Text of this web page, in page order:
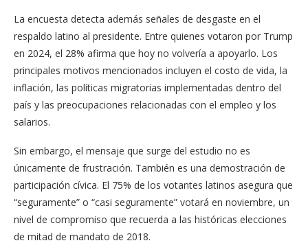
La encuesta detecta además señales de desgaste en el
respaldo latino al presidente. Entre quienes votaron por Trump
en 2024, el 28% afirma que hoy no volvería a apoyarlo. Los
principales motivos mencionados incluyen el costo de vida, la
inflación, las políticas migratorias implementadas dentro del
país y las preocupaciones relacionadas con el empleo y los
salarios.
Sin embargo, el mensaje que surge del estudio no es
únicamente de frustración. También es una demostración de
participación cívica. El 75% de los votantes latinos asegura que
“seguramente” o “casi seguramente” votará en noviembre, un
nivel de compromiso que recuerda a las históricas elecciones
de mitad de mandato de 2018.